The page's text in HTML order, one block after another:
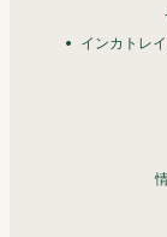
インカトレ